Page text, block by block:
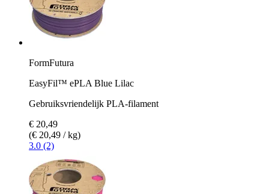
FormFutura
EasyFil™ ePLA Blue Lilac
Gebruiksvriendelijk PLA-filament
€ 20,49
(€ 20,49 / kg)
3.0 (2)